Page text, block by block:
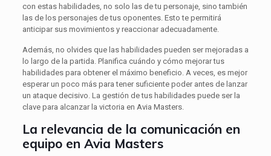
con estas habilidades, no solo las de tu personaje, sino también
las de los personajes de tus oponentes. Esto te permitirá
anticipar sus movimientos y reaccionar adecuadamente.
Además, no olvides que las habilidades pueden ser mejoradas a
lo largo de la partida. Planifica cuándo y cómo mejorar tus
habilidades para obtener el máximo beneficio. A veces, es mejor
esperar un poco más para tener suficiente poder antes de lanzar
un ataque decisivo. La gestión de tus habilidades puede ser la
clave para alcanzar la victoria en Avia Masters.
La relevancia de la comunicación en
equipo en Avia Masters